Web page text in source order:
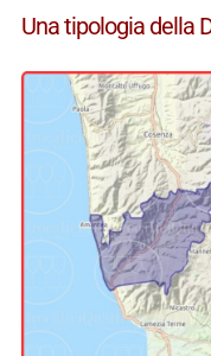
Una tipologia della